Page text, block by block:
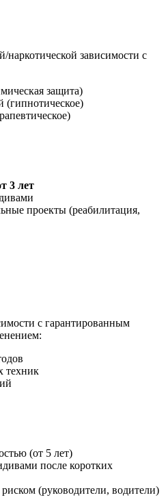
наркотической зависимости с
защита)
(гипнотическое)
3 лет
проекты (реабилитация,
с гарантированным
техник
(от 5 лет)
после коротких
(руководители, водители)